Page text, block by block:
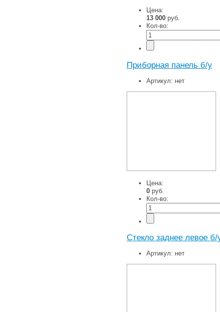
Цена:
13 000 руб.
Кол-во:
Приборная панель б/у
Артикул: нет
Цена:
0 руб.
Кол-во:
Стекло заднее левое б/
Артикул: нет